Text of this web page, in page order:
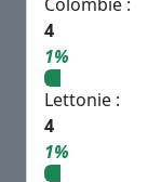
4
1%
Lettonie :
4
1%